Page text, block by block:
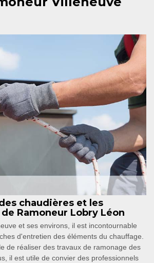
chaudières et les
Ramoneur Lobry Léon
et ses environs, il est incontournable
d'entretien des éléments du chauffage.
de réaliser des travaux de ramonage des
il est utile de convier des professionnels